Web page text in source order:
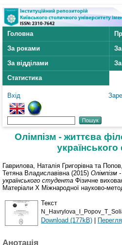
Головна
За роками
За відділами
Статистика
Вхід
Олімпізм - життєва
українського
Гаврилова, Наталія Григорівна та
Тетяна Владиславівна (2015) Олімпізм
українського студента Фізичне
Матеріали Х Міжнародної науково-
Текст
Download (177kB) |
Анотація